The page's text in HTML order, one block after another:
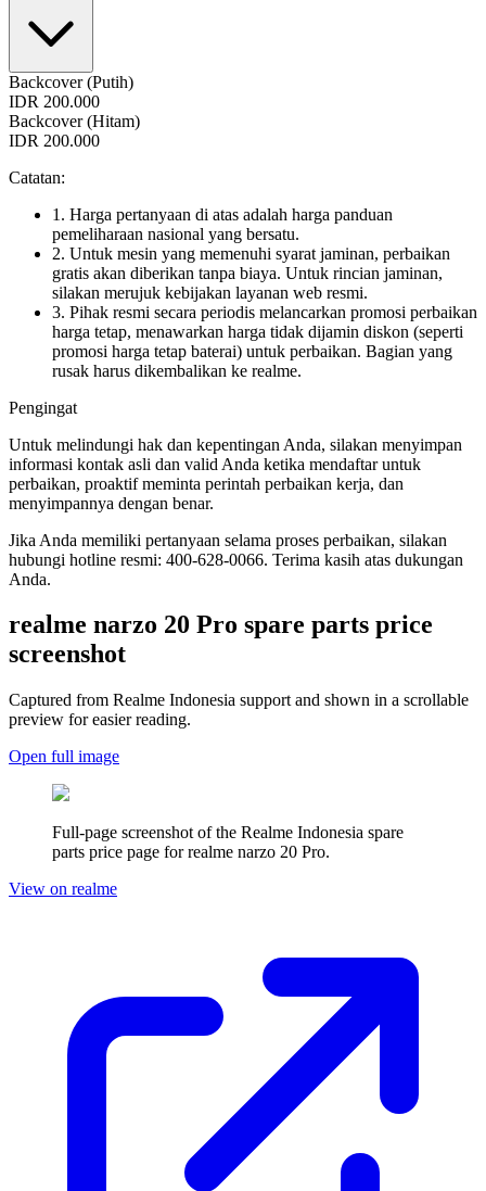
Backcover (Putih)
IDR 200.000
Backcover (Hitam)
IDR 200.000
Catatan:
1. Harga pertanyaan di atas adalah harga panduan
pemeliharaan nasional yang bersatu.
2. Untuk mesin yang memenuhi syarat jaminan, perbaikan
gratis akan diberikan tanpa biaya. Untuk rincian jaminan,
silakan merujuk kebijakan layanan web resmi.
3. Pihak resmi secara periodis melancarkan promosi perbaikan
harga tetap, menawarkan harga tidak dijamin diskon (seperti
promosi harga tetap baterai) untuk perbaikan. Bagian yang
rusak harus dikembalikan ke realme.
Pengingat
Untuk melindungi hak dan kepentingan Anda, silakan menyimpan
informasi kontak asli dan valid Anda ketika mendaftar untuk
perbaikan, proaktif meminta perintah perbaikan kerja, dan
menyimpannya dengan benar.
Jika Anda memiliki pertanyaan selama proses perbaikan, silakan
hubungi hotline resmi: 400-628-0066. Terima kasih atas dukungan
Anda.
realme narzo 20 Pro spare parts price
screenshot
Captured from Realme Indonesia support and shown in a scrollable
preview for easier reading.
Open full image
Full-page screenshot of the Realme Indonesia spare
parts price page forrealme narzo 20 Pro.
View on realme